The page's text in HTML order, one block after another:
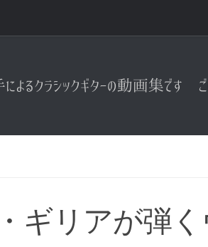
ギリアが弾く